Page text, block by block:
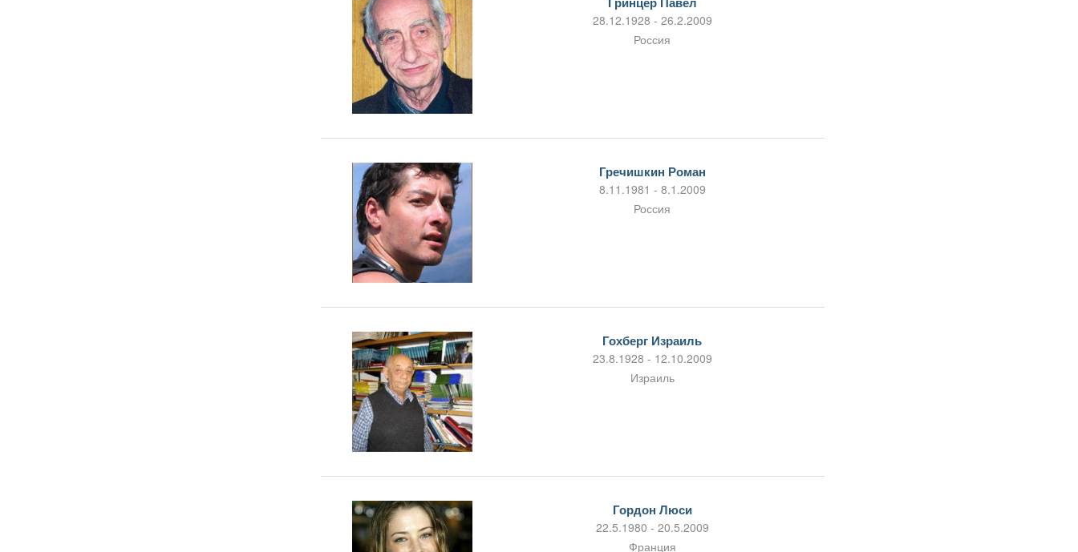
28.12.1928 - 26.2.2009
Россия
Гречишкин Роман
8.11.1981 - 8.1.2009
Россия
Гохберг Израиль
23.8.1928 - 12.10.2009
Израиль
Гордон Люси
22.5.1980 - 20.5.2009
Франция